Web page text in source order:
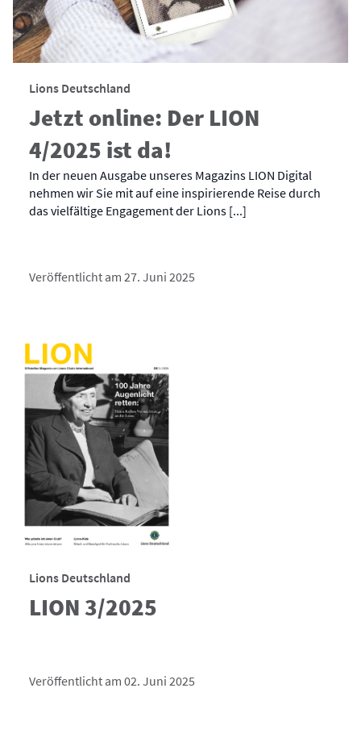
Lions Deutschland
Jetzt online: Der LION
4/2025 ist da!
In der neuen Ausgabe unseres Magazins LION Digital
nehmen wir Sie mit auf eine inspirierende Reise durch
das vielfältige Engagement der Lions [...]
Veröffentlicht am 27. Juni 2025
Lions Deutschland
LION 3/2025
Veröffentlicht am 02. Juni 2025